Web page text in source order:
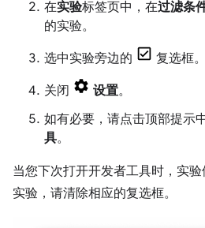
在实验标签页中，在过滤条
的实验。
选中实验旁边的 复选框。
关闭 设置。
如有必要，请点击顶部提示
具。
当您下次打开开发者工具时，实
实验，请清除相应的复选框。